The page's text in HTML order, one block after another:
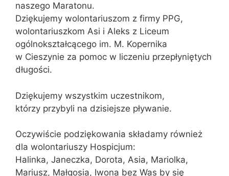
naszego Maratonu.
Dziękujemy wolontariuszom z firmy PPG,
wolontariuszkom Asi i Aleks z Liceum
ogólnokształcącego im. M. Kopernika
w Cieszynie za pomoc w liczeniu przepłyniętych
długości.
Dziękujemy wszystkim uczestnikom,
którzy przybyli na dzisiejsze pływanie.
Oczywiście podziękowania składamy również
dla wolontariuszy Hospicjum:
Halinka, Janeczka, Dorota, Asia, Mariolka,
Mariusz, Małgosia, Iwona bez Was by się